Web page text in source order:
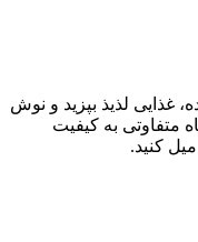
غذایی لذیذ بپزید و نوش
متفاوتی به کیفیت
میل کنید.